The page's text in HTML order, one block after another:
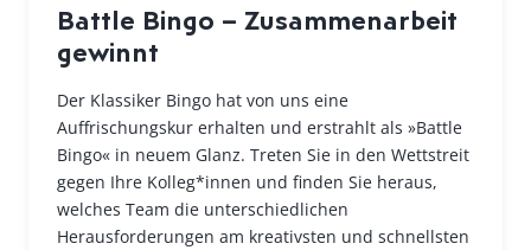
Battle Bingo – Zusammenarbeit
gewinnt
Der Klassiker Bingo hat von uns eine
Auffrischungskur erhalten und erstrahlt als »Battle
Bingo« in neuem Glanz. Treten Sie in den Wettstreit
gegen Ihre Kolleg*innen und finden Sie heraus,
welches Team die unterschiedlichen
Herausforderungen am kreativsten und schnellsten